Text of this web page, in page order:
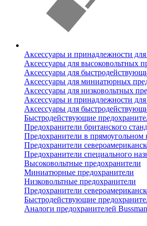
Аксессуары и принадлежности
Аксессуары для высоковольтных
Аксессуары для
Аксессуары для миниатюрных
Аксессуары для низковольтных
Аксессуары и принадлежности
Аксессуары для
Быстродействующие
Предохранители британского
Предохранители в прямоугольном
Предохранители
Предохранители специального
Высоковольтные предохранители
Миниатюрные предохранители
Низковольтные предохранители
Предохранители
Быстродействующие
Аналоги предохранителей